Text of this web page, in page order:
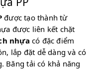
được tạo thành từ
được liên kết chặt
nhựa có đặc điểm
lắp đặt dễ dàng và có
Băng tải có khả năng